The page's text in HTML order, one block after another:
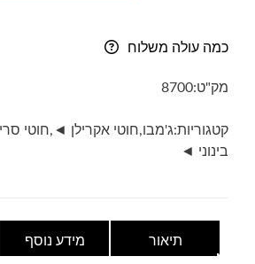
4052-
כמה עולה משלוח
מק"ט:8700
קטגוריות:ג'מבו,חוטי אקרילן ◄ ,חוטי
בינוני ◄
תיאור מידע נוסף